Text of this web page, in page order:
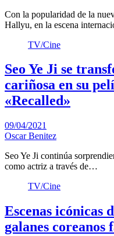
Con la popularidad de la
Hallyu, en la escena
TV/Cine
Seo Ye Ji se
cariñosa en su
«Recalled»
09/04/2021
Oscar Benitez
Seo Ye Ji continúa
como actriz a través de…
TV/Cine
Escenas icónicas
galanes coreanos